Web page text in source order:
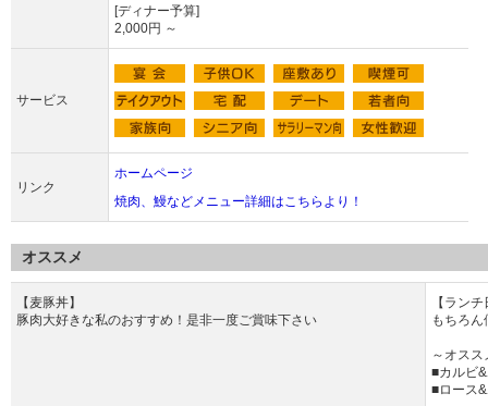
[ディナー予算]
2,000円 ～
サービス
リンク
ホームページ
焼肉、鰻などメニュー詳細はこちらより！
オススメ
【麦豚丼】
豚肉大好きな私のおすすめ！是非一度ご賞味下さい
【ラン
もちろ
～オス
■カルビ
■ロース